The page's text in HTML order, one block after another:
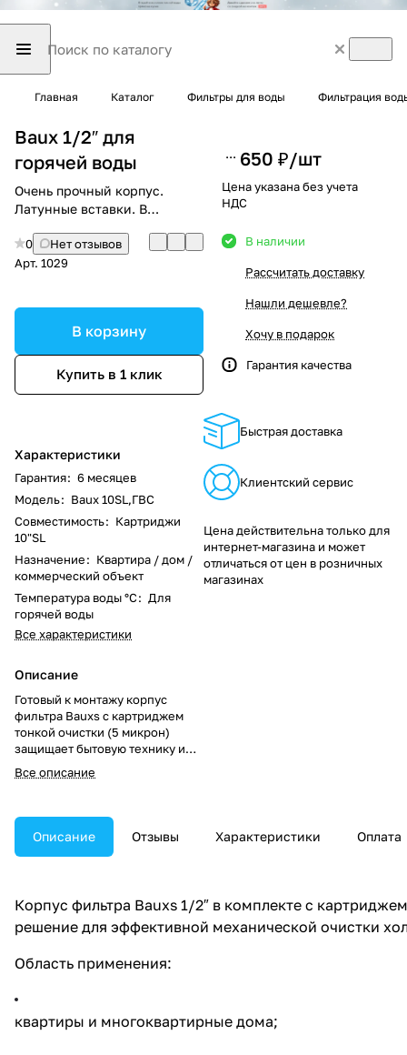
Главная Каталог Фильтры для воды Фильтрация
Baux 1/2″ для
горячей воды
Очень прочный корпус.
Латунные вставки. В
0
Нет отзывов
Арт. 1029
В корзину
Купить в 1 клик
Характеристики
Гарантия: 6 месяцев
Модель: Baux 10SL,ГВС
Совместимость: Картриджи
10"SL
Назначение: Квартира / дом /
коммерческий объект
Температура воды °С: Для
горячей воды
Все характеристики
Описание
Готовый к монтажу корпус
фильтра Bauxs с картриджем
тонкой очистки (5 микрон)
защищает бытовую технику и
сантехнику от песка, ржавчины
и других механических
и частных домов. Обеспечивает
надёжную первичную
фильтрацию холодной воды.
Все описание
650 ₽/шт
Цена указана без учета
НДС
В наличии
Рассчитать доставку
Нашли дешевле?
Хочу в подарок
Гарантия качества
Быстрая доставка
Клиентский сервис
Цена действительна только для
интернет-магазина и может
отличаться от цен в розничных
магазинах
Описание Отзывы Характеристики Оплата
Корпус фильтра Bauxs 1/2″ в комплекте с
решение для эффективной механической очистки
Область применения:
квартиры и многоквартирные дома;